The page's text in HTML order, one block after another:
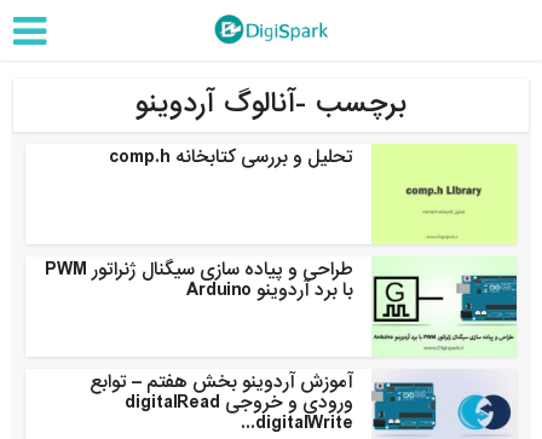
برچسب -آنالوگ آردوینو
تحلیل و بررسی کتابخانه comp.h
طراحی و پیاده سازی سیگنال ژنراتور PWM
با برد آردوینو Arduino
آموزش آردوینو بخش هفتم – توابع
ورودی و خروجی digitalRead
digitalWrite...